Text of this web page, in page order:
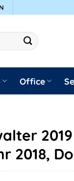
Office
2018,